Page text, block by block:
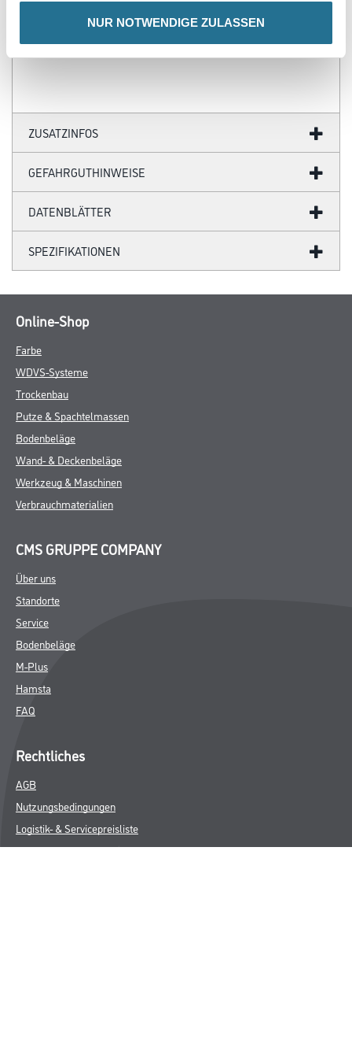
NUR NOTWENDIGE ZULASSEN
- Lichtechtheit: 7
- Trittschall: 10 dB
Lounge
ZUSATZINFOS
GEFAHRGUTHINWEISE
DATENBLÄTTER
SPEZIFIKATIONEN
Online-Shop
Farbe
WDVS-Systeme
Trockenbau
Putze & Spachtelmassen
Bodenbeläge
Wand- & Deckenbeläge
Werkzeug & Maschinen
Verbrauchmaterialien
CMS GRUPPE COMPANY
Über uns
Standorte
Service
Bodenbeläge
M-Plus
Hamsta
FAQ
Rechtliches
AGB
Nutzungsbedingungen
Logistik- & Servicepreisliste
Impressum